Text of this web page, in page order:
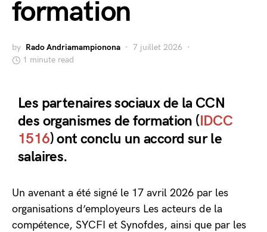
formation
by Rado Andriamampionona
7 juillet 2026
1 minute read
Les partenaires sociaux de la CCN
des organismes de formation (IDCC
1516) ont conclu un accord sur le
salaires.
Un avenant a été signé le 17 avril 2026 par les
organisations d’employeurs Les acteurs de la
compétence, SYCFI et Synofdes, ainsi que par les